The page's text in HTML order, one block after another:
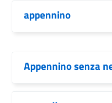
appennino
Appennino senza